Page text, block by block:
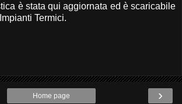
è stata qui aggiornata ed è scaricabile
Termici.
›
Home page